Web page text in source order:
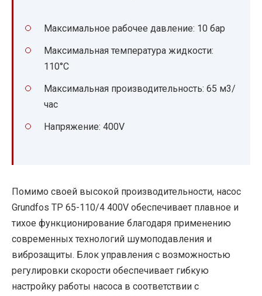
Максимальное рабочее давление: 10 бар
Максимальная температура жидкости:
110°C
Максимальная производительность: 65 м3/
час
Напряжение: 400V
Помимо своей высокой производительности, насос
Grundfos TP 65-110/4 400V обеспечивает плавное и
тихое функционирование благодаря применению
современных технологий шумоподавления и
виброзащиты. Блок управления с возможностью
регулировки скорости обеспечивает гибкую
настройку работы насоса в соответствии с